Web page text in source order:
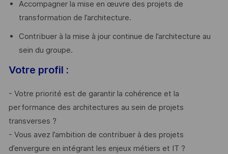
Accompagner la mise en œuvre des projets de
transformation de l’architecture.
Contribuer à la mise à jour continue de l’architecture au
sein du groupe.
Votre profil :
- Votre priorité est de garantir la cohérence et la
performance des architectures au sein de projets
transverses ?
- Vous avez l’ambition de contribuer à des projets
d’envergure en intégrant les enjeux métiers et IT ?